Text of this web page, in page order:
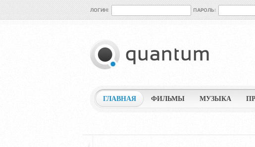
ЛОГИН: ПАРОЛЬ:
ГЛАВНАЯ ФИЛЬМЫ МУЗЫКА